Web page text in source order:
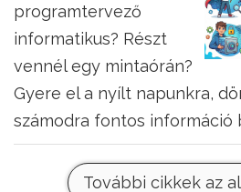
programtervező
informatikus? Részt
vennél egy mintaórán?
Gyere el a nyílt napunkra,
számodra fontos információ
További cikkek az